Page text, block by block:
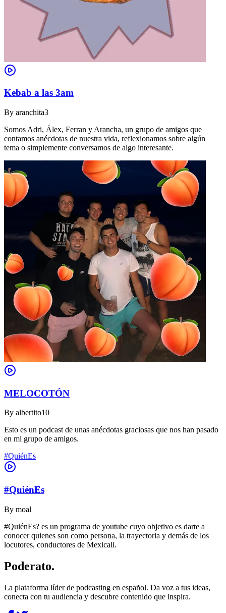
Kebab a las 3am
By aranchita3
Somos Adri, Álex, Ferran y Arancha, un grupo de amigos que
contamos anécdotas de nuestra vida, reflexionamos sobre algún
tema o simplemente conversamos de algo interesante.
MELOCOTÓN
By albertito10
Esto es un podcast de unas anécdotas graciosas que nos han pasado
en mi grupo de amigos.
#QuiénEs
#QuiénEs
By moal
#QuiénEs? es un programa de youtube cuyo objetivo es darte a
conocer quienes son como persona, la trayectoria y demás de los
locutores, conductores de Mexicali.
Poderato.
La plataforma líder de podcasting en español. Da voz a tus ideas,
conecta con tu audiencia y descubre contenido que inspira.